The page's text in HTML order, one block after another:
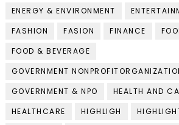
ENERGY & ENVIRONMENT
FASHION
FASION FINANCE
FOOD & BEVERAGE
GOVERNMENT
GOVERNMENT & NPO
HEALTH AND
HEALTHCARE
HIGHLIGH